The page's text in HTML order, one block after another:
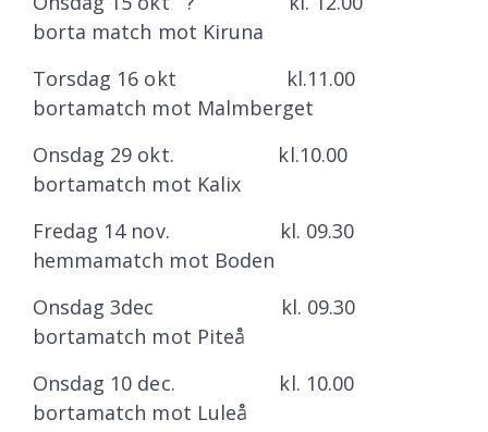
borta match mot Kiruna
Torsdag 16 okt kl.11.00
bortamatch mot Malmberget
Onsdag 29 okt. kl.10.00
bortamatch mot Kalix
Fredag 14 nov. kl. 09.30
hemmamatch mot Boden
Onsdag 3dec kl. 09.30
bortamatch mot Piteå
Onsdag 10 dec. kl. 10.00
bortamatch mot Luleå